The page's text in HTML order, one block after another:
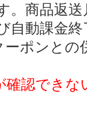
。商品返
自動課金
ポンとの
認できな